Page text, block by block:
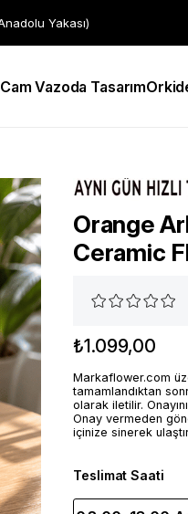
Yakası)
Cam Vazoda Tasarım
Orange
Ceramic
₺1.099,00
Markaflower.com
tamamlandıktan
olarak iletilir.
Onay vermeden
içinize sinerek
Teslimat Saati